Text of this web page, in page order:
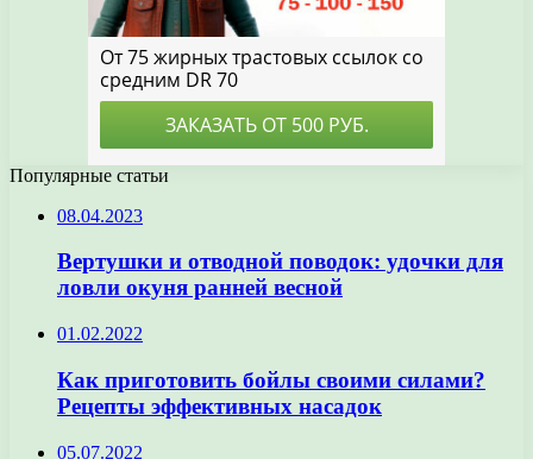
Популярные статьи
08.04.2023
Вертушки и отводной поводок: удочки для
ловли окуня ранней весной
01.02.2022
Как приготовить бойлы своими силами?
Рецепты эффективных насадок
05.07.2022